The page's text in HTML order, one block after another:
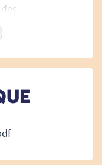
briques
de
ce soit pour
un pont ou